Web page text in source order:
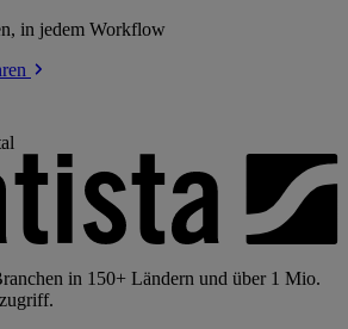
in jedem Workflow
in 150+ Ländern und über 1 Mio.